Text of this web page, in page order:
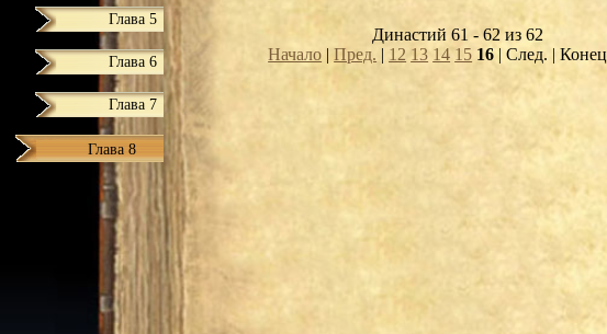
Глава 5
Глава 6
Глава 7
Глава 8
Династий 61 - 62 из 62
Начало |Пред. | 12 13 14 15 16 | След. | Конец